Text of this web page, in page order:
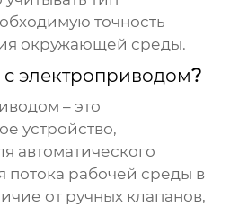
точность
окружающей среды.
с электроприводом?
– это
устройство,
автоматического
потока рабочей среды в
от ручных клапанов,